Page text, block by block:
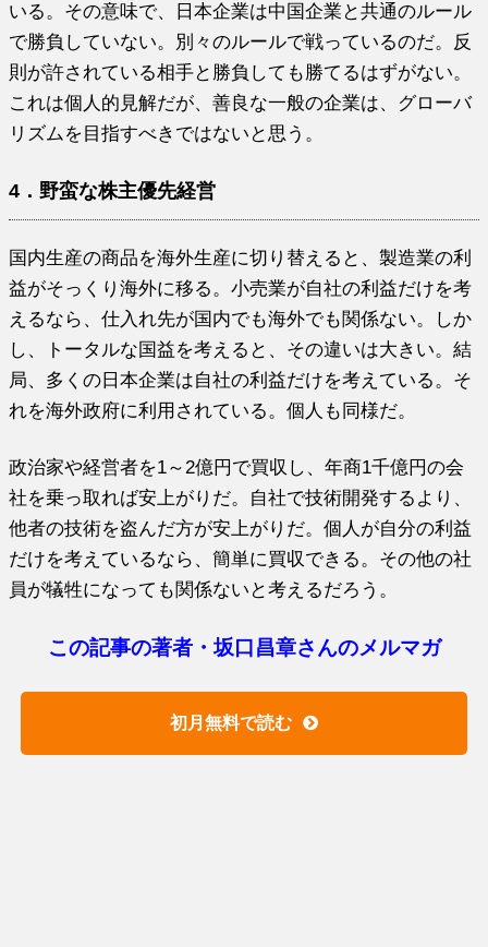
いる。その意味で、日本企業は中国企業と共通のルール
で勝負していない。別々のルールで戦っているのだ。反
則が許されている相手と勝負しても勝てるはずがない。
これは個人的見解だが、善良な一般の企業は、グローバ
リズムを目指すべきではないと思う。
4．野蛮な株主優先経営
国内生産の商品を海外生産に切り替えると、製造業の利
益がそっくり海外に移る。小売業が自社の利益だけを考
えるなら、仕入れ先が国内でも海外でも関係ない。しか
し、トータルな国益を考えると、その違いは大きい。結
局、多くの日本企業は自社の利益だけを考えている。そ
れを海外政府に利用されている。個人も同様だ。
政治家や経営者を1～2億円で買収し、年商1千億円の会
社を乗っ取れば安上がりだ。自社で技術開発するより、
他者の技術を盗んだ方が安上がりだ。個人が自分の利益
だけを考えているなら、簡単に買収できる。その他の社
員が犠牲になっても関係ないと考えるだろう。
この記事の著者・坂口昌章さんのメルマガ
初月無料で読む